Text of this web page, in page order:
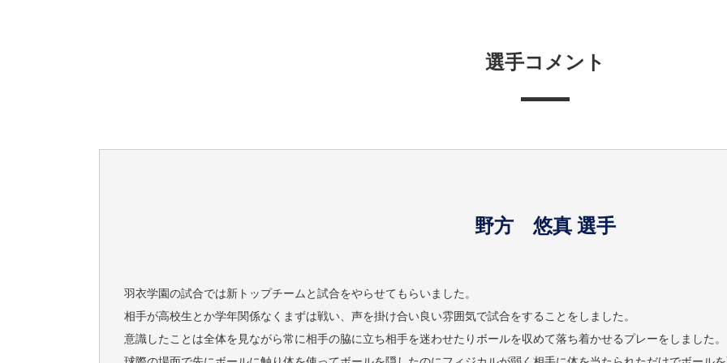
選手コメント
野方 悠真 選手
羽衣学園の試合では新トップチームと試合をやらせてもらいました。
相手が高校生とか学年関係なくまずは戦い、声を掛け合い良い雰囲気で試合をすることをしました。
意識したことは全体を見ながら常に相手の脇に立ち相手を迷わせたりボールを収めて落ち着かせるプレーをしました。